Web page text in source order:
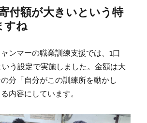
付額が大きいという特
すね
ンマーの職業訓練支援では、1口
う設定で実施しました。金額は大
分「自分がこの訓練所を動かし
内容にしています。